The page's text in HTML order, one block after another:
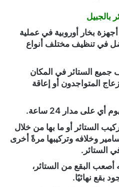
بالجبيل
بخار أوروبية في عملية
في تنظيف مختلف أنواع
جميع الستائر في المكان
المتواجدون أو إعاقة
على مدار 24 ساعة.
الستائر أو ما بها من خلال
وخلافه وتركيبها مرةً أخرى
الستائر.
أصعب البقع من الستائر،
بقع نهائيًا.